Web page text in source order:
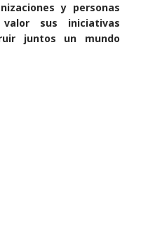
y personas
sus iniciativas
juntos un mundo